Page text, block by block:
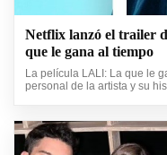
Netflix lanzó el trailer
que le gana al tiempo
La película LALI: La que le
personal de la artista y su